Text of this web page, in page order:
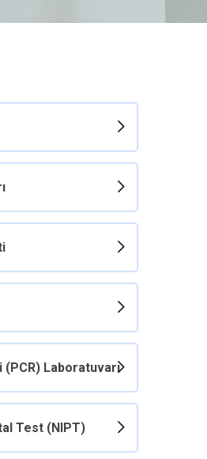
Laboratuvarı
Test (NIPT)